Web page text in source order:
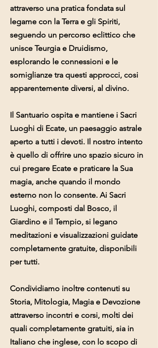
attraverso una pratica fondata sul
legame con la Terra e gli Spiriti,
seguendo un percorso eclittico che
unisce Teurgia e Druidismo,
esplorando le connessioni e le
somiglianze tra questi approcci, cosi
apparentemente diversi, al divino.
Il Santuario ospita e mantiene i Sacri
Luoghi di Ecate, un paesaggio astrale
aperto a tutti i devoti. Il nostro intento
è quello di offrire uno spazio sicuro in
cui pregare Ecate e praticare la Sua
magia, anche quando il mondo
esterno non lo consente. Ai Sacri
Luoghi, composti dal Bosco, il
Giardino e il Tempio, si legano
meditazioni e visualizzazioni guidate
completamente gratuite, disponibili
per tutti.
Condividiamo inoltre contenuti su
Storia, Mitologia, Magia e Devozione
attraverso incontri e corsi, molti dei
quali completamente gratuiti, sia in
Italiano che inglese, con lo scopo di